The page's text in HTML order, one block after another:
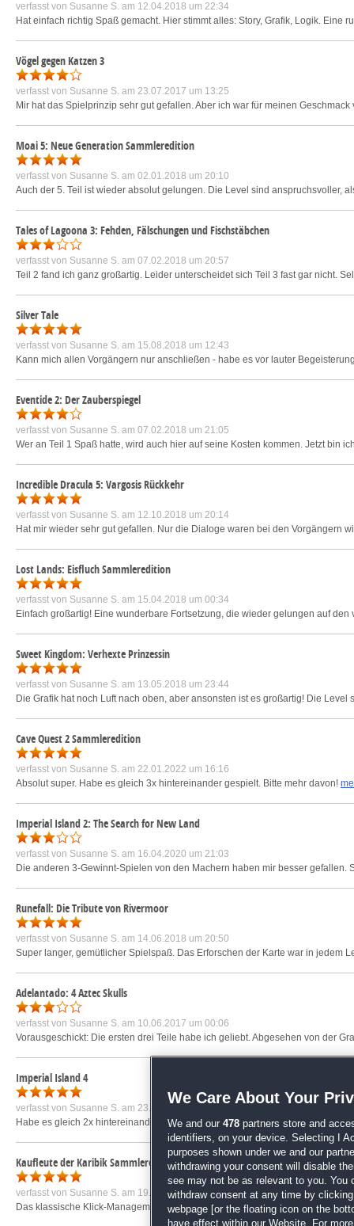
verfasst von Susanne S. am 12.04.2018 um 22:34
Hat einfach richtig Spaß gemacht. Hier stimmt alles: Story, Grafik, Logik. Eine
Vögel gegen Katzen 3
verfasst von Susanne S. am 23.07.2017 um 13:25
Mir hat das Spielprinzip sehr gut gefallen. Aber ich war für meinen
Moai 5: Neue Generation Sammleredition
verfasst von Susanne S. am 02.01.2018 um 20:10
Auch der 5. Teil ist wieder absolut gelungen. Die Level sind anspruchsvoller,
Tales of Lagoona 3: Fehden, Fälschungen und Fischstäbchen
verfasst von Susanne S. am 07.02.2018 um 20:57
Teil 2 fand ich ganz großartig. Leider unterscheidet sich Teil 3 fast gar nicht.
Silver Tale
verfasst von Susanne S. am 15.08.2018 um 12:43
Kann mich allen Vorgängern nur anschließen - habe es vor lauter
Eventide 2: Der Zauberspiegel
verfasst von Susanne S. am 07.02.2018 um 21:05
Wer an Teil 1 Spaß hatte, wird auch hier auf seine Kosten kommen. Jetzt bin
Incredible Dracula 5: Vargosis Rückkehr
verfasst von Susanne S. am 12.10.2018 um 20:14
Hat mir wieder sehr gut gefallen. Nur die Dialoge waren bei den Vorgängern
Lost Lands: Eisfluch Sammleredition
verfasst von Susanne S. am 15.04.2018 um 00:34
Einfach großartig! Eine wunderbare Fortsetzung, die wieder gelungen auf
Sweet Kingdom: Verhexte Prinzessin
verfasst von Susanne S. am 13.05.2018 um 23:44
Die Grafik hat noch Luft nach oben, aber ansonsten ist es großartig! Die
Cave Quest 2 Sammleredition
verfasst von Susanne S. am 22.01.2022 um 16:16
Absolut super. Habe es gleich 3x hintereinander gespielt. Bitte mehr davon!
Imperial Island 2: The Search for New Land
verfasst von Susanne S. am 16.04.2020 um 21:03
Die anderen 3-Gewinnt-Spielen von den Machern haben mir besser
Runefall: Die Tribute von Rivermoor
verfasst von Susanne S. am 14.06.2018 um 20:50
Super langer, gemütlicher Spielspaß. Das Erforschen der Karte war in jedem
Adelantado: 4 Aztec Skulls
verfasst von Susanne S. am 10.06.2017 um 00:06
Vorausgeschickt: Die ersten drei Teile habe ich geliebt. Abgesehen von der
Imperial Island 4
verfasst von Susanne S. am 23.02.2020 um 20:29
Habe es gleich 2x hintereinander gespielt.mehr »
Kaufleute der Karibik Sammleredition
verfasst von Susanne S. am 19.02.2021 um 11:41
Das klassische Klick-Management mal etwas anders aufgesetzt. Sehr
We Care About Your
We and our 478 partners store and
identifiers, on your device. Selecting I
purposes shown under we and our
withdrawing your consent will disable
see may not be as relevant to you. You
withdraw consent at any time by
webpage [or the floating icon on the